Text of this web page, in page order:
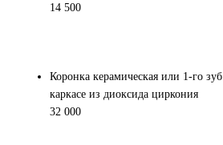
14 500
Коронка керамическая или 1-го
каркасе из диоксида циркония
32 000